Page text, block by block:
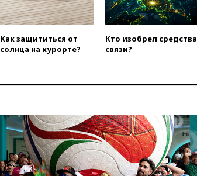
Черном море
США стал Тодд Бланш
итальянских туристов
вчера, 12:27Возгорание на
Ильском НПЗ, вызванное
атакой БПЛА, потушили
Как защититься от
солнца на курорте?
Кто изобрел средства
связи?